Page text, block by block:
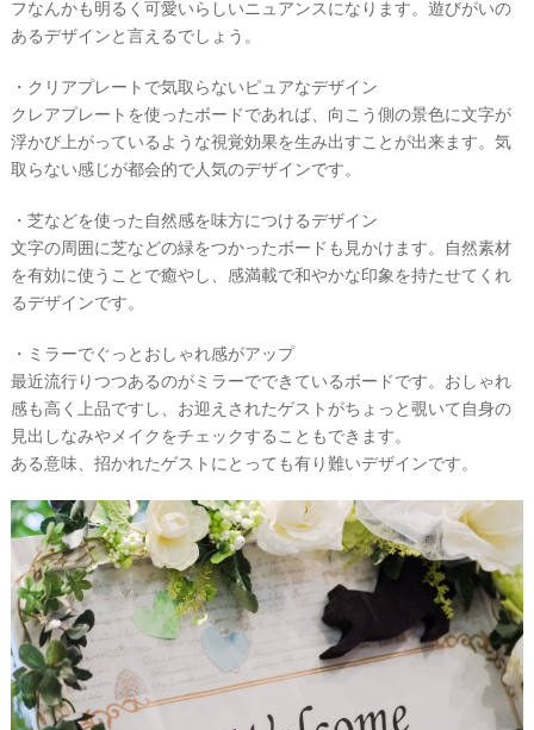
フなんかも明るく可愛いらしいニュアンスになります。遊びがいの
あるデザインと言えるでしょう。
・クリアプレートで気取らないピュアなデザイン
クレアプレートを使ったボードであれば、向こう側の景色に文字が
浮かび上がっているような視覚効果を生み出すことが出来ます。気
取らない感じが都会的で人気のデザインです。
・芝などを使った自然感を味方につけるデザイン
文字の周囲に芝などの緑をつかったボードも見かけます。自然素材
を有効に使うことで癒やし、感満載で和やかな印象を持たせてくれ
るデザインです。
・ミラーでぐっとおしゃれ感がアップ
最近流行りつつあるのがミラーでできているボードです。おしゃれ
感も高く上品ですし、お迎えされたゲストがちょっと覗いて自身の
見出しなみやメイクをチェックすることもできます。
ある意味、招かれたゲストにとっても有り難いデザインです。